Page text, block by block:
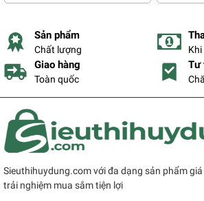
Sản phẩm
Chất lượng
Giao hàng
Toàn quốc
Tư
Sieuthihuydung.com với đa dạng sản phẩm
trải nghiệm mua sắm tiện lợi